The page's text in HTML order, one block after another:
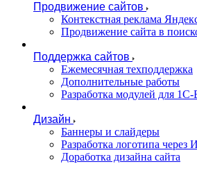
Продвижение сайтов
Контекстная реклама
Продвижение сайта в
Поддержка сайтов
Ежемесячная техподдержка
Дополнительные работы
Разработка модулей для 1С-
Дизайн
Баннеры и слайдеры
Разработка логотипа через
Доработка дизайна сайта